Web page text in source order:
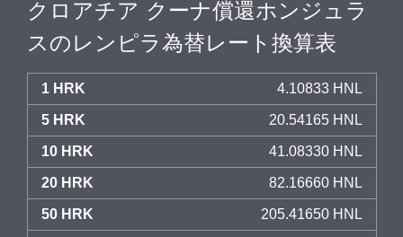
クロアチア クーナ償還ホンジュラ
スのレンピラ為替レート換算表
1 HRK 4.10833 HNL
5 HRK 20.54165 HNL
10 HRK 41.08330 HNL
20 HRK 82.16660 HNL
50 HRK 205.41650 HNL